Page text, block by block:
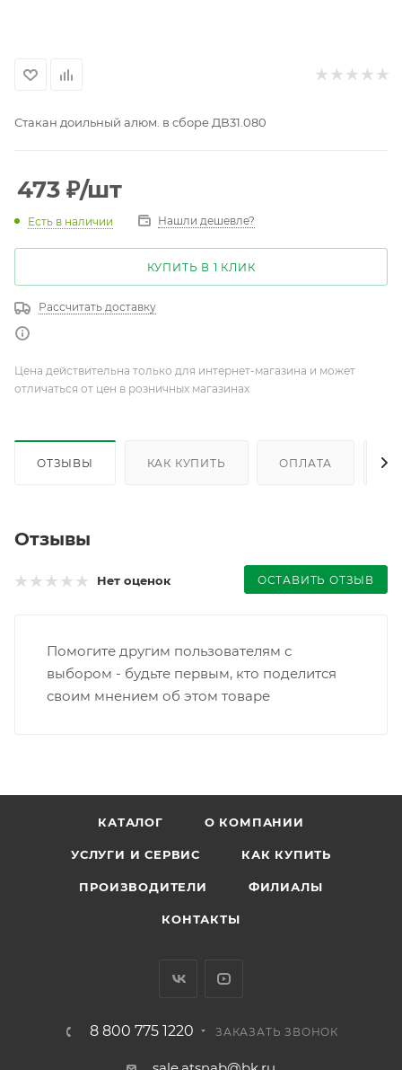
Стакан доильный алюм. в сборе ДВ31.080
473 ₽/шт
Есть в наличии Нашли дешевле?
КУПИТЬ В 1 КЛИК
Рассчитать доставку
Цена действительна только для интернет-магазина и может
отличаться от цен в розничных магазинах
ОТЗЫВЫ КАК КУПИТЬ ОПЛАТА
Отзывы
Нет оценок ОСТАВИТЬ ОТЗЫВ
Помогите другим пользователям с
выбором - будьте первым, кто поделится
своим мнением об этом товаре
КАТАЛОГ О КОМПАНИИ
УСЛУГИ И СЕРВИС КАК КУПИТЬ
ПРОИЗВОДИТЕЛИ ФИЛИАЛЫ
КОНТАКТЫ
8 800 775 1220 ЗАКАЗАТЬ ЗВОНОК